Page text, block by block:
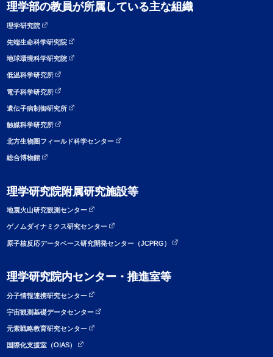
理学部の教員が所属している主な組織
理学研究院
先端生命科学研究院
地球環境科学研究院
低温科学研究所
電子科学研究所
遺伝子病制御研究所
触媒科学研究所
北方生物圏フィールド科学センター
総合博物館
理学研究院附属研究施設等
地震火山研究観測センター
ゲノムダイナミクス研究センター
原子核反応データベース研究開発センター（JCPRG）
理学研究院内センター・推進室等
分子情報連携研究センター
宇宙観測基礎データセンター
元素戦略教育研究センター
国際化支援室（OIAS）